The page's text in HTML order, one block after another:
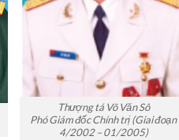
Thượng tá Võ Văn Sô
Phó Giám đốc Chính trị (Giai đoạn
4/2002 – 01/2005)